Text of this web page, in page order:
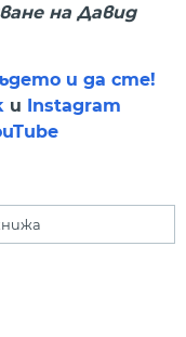
на Давид
и да сте!
и
Instagram